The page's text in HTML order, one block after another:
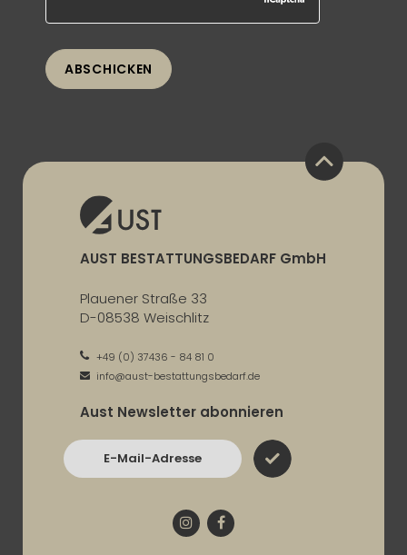
AUST BESTATTUNGSBEDARF GmbH
Plauener Straße 33
D-08538 Weischlitz
+49 (0) 37436 - 84 81 0
info@aust-bestattungsbedarf.de
Aust Newsletter abonnieren
E-Mail-Adresse
InstagramFacebook